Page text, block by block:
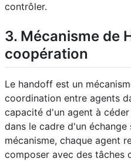
contrôler.
3. Mécanisme de
coopération
Le handoff est un
coordination entre agents
capacité d'un agent à
dans le cadre d'un échange
mécanisme, chaque agent
composer avec des tâches